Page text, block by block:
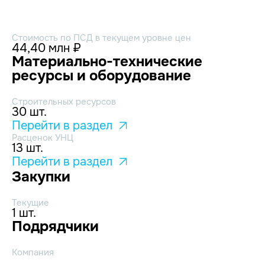
Стоимость по ПСД в текущем уровне цен
44,40 млн ₽
Материально-технические
ресурсы и оборудование
Строительных ресурсов
30 шт.
Перейти в раздел
Расценок УНЦ
13 шт.
Перейти в раздел
Закупки
Текущие
1 шт.
Подрядчики
Компания